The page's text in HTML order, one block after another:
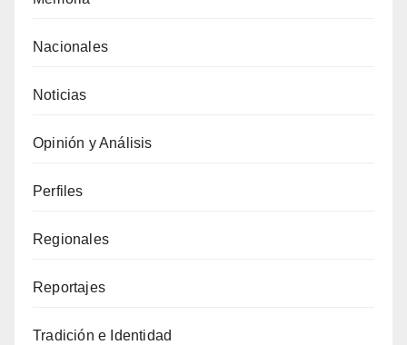
Nacionales
Noticias
Opinión y Análisis
Perfiles
Regionales
Reportajes
Tradición e Identidad